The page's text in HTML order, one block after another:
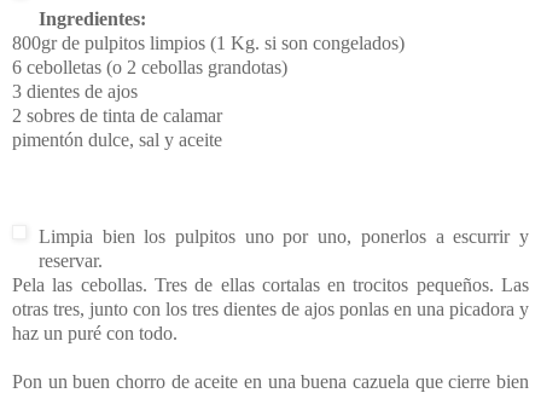
Ingredientes:
800gr de pulpitos limpios (1 Kg. si son congelados)
6 cebolletas (o 2 cebollas grandotas)
3 dientes de ajos
2 sobres de tinta de calamar
pimentón dulce, sal y aceite
Limpia bien los pulpitos uno por uno, ponerlos a escurrir y
reservar.
Pela las cebollas. Tres de ellas cortalas en trocitos pequeños. Las
otras tres, junto con los tres dientes de ajos ponlas en una picadora y
haz un puré con todo.
Pon un buen chorro de aceite en una buena cazuela que cierre bien